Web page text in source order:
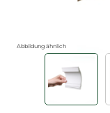
Abbildung ähnlich